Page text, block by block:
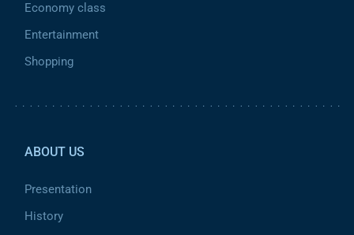
Economy class
Entertainment
Shopping
ABOUT US
Presentation
History